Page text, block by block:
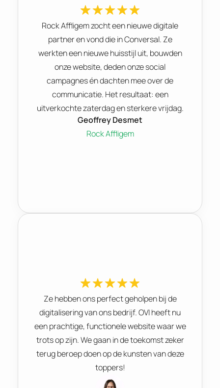
Rock Affligem zocht een nieuwe digitale
partner en vond die in Conversal. Ze
werkten een nieuwe huisstijl uit, bouwden
onze website, deden onze social
campagnes én dachten mee over de
communicatie. Het resultaat: een
uitverkochte zaterdag en sterkere vrijdag.
Geoffrey Desmet
Rock Affligem
Ze hebben ons perfect geholpen bij de
digitalisering van ons bedrijf. OVI heeft nu
een prachtige, functionele website waar we
trots op zijn. We gaan in de toekomst zeker
terug beroep doen op de kunsten van deze
toppers!